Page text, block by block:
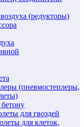
(редукторы)
(пневмостеплеры,
для гвоздей
для клеток,